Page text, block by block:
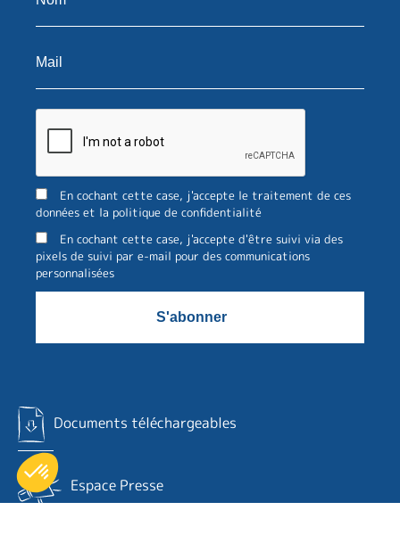
En cochant cette case, j'accepte le traitement de ces
données et la politique de confidentialité
En cochant cette case, j'accepte d'être suivi via des
pixels de suivi par e-mail pour des communications
personnalisées
Documents téléchargeables
Espace Presse